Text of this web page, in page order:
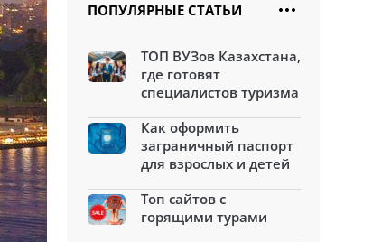
ПОПУЛЯРНЫЕ СТАТЬИ
ТОП ВУЗов Казахстана,
где готовят
специалистов туризма
Как оформить
заграничный паспорт
для взрослых и детей
Топ сайтов с
горящими турами